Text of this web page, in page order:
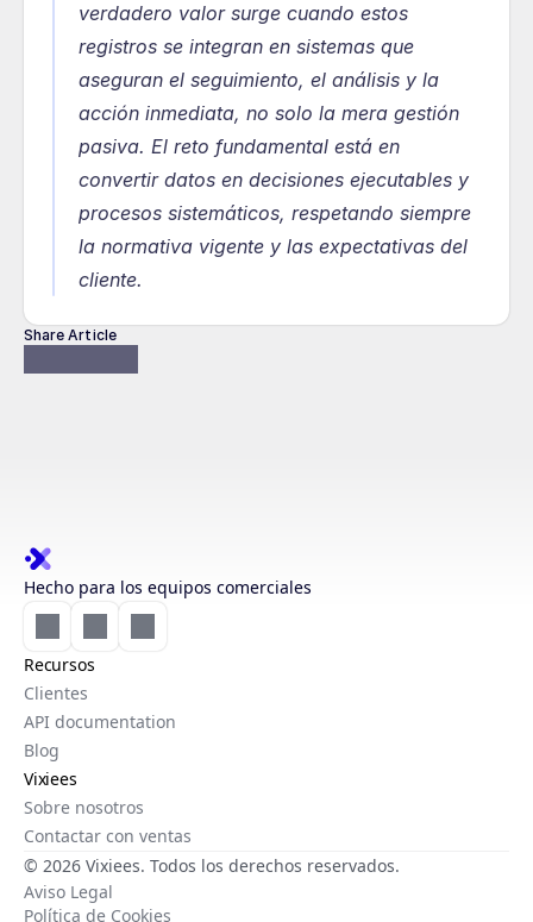
verdadero valor surge cuando estos
registros se integran en sistemas que
aseguran el seguimiento, el análisis y la
acción inmediata, no solo la mera gestión
pasiva. El reto fundamental está en
convertir datos en decisiones ejecutables y
procesos sistemáticos, respetando siempre
la normativa vigente y las expectativas del
cliente.
Share Article
Hecho para los equipos comerciales
Recursos
Clientes
API documentation
Blog
Vixiees
Sobre nosotros
Contactar con ventas
© 2026 Vixiees. Todos los derechos reservados.
Aviso Legal
Política de Cookies